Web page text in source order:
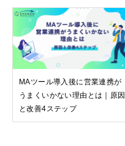
MAツール導入後に営業連携が
うまくいかない理由とは｜原因
と改善4ステップ